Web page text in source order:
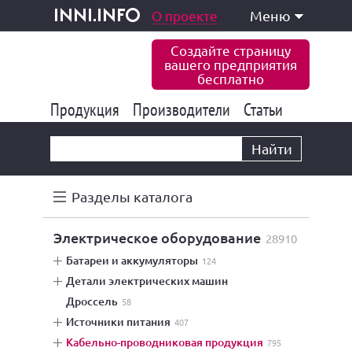
inni.info
и услуги О проекте Меню
Создайте страницу
вашего предприятия
бесплатно
Продукция 177 849
Производители 6 778
Статьи
Найти
Разделы каталога
электрическое оборудование 28910
батареи и аккумуляторы 124
детали электрических машин
дроссель 58
источники питания 407
кабельно-проводниковая продукция 795